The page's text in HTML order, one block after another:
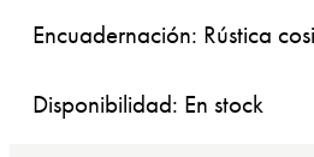
Encuadernación: Rústica
Disponibilidad: En stock